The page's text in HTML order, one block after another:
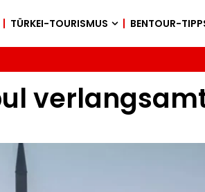
TÜRKEI-TOURISMUS BENTOUR-